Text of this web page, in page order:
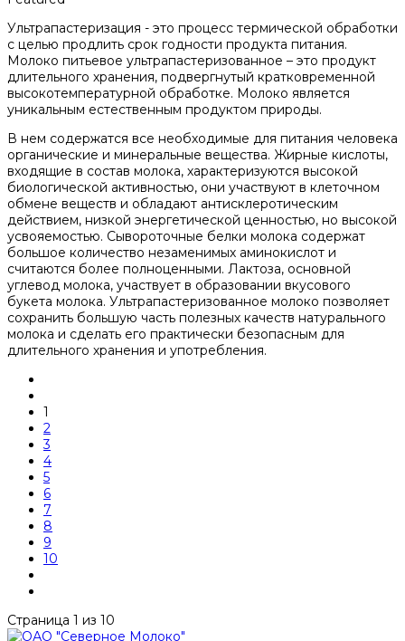
Ультрапастеризация - это процесс термической обработки
с целью продлить срок годности продукта питания.
Молоко питьевое ультрапастеризованное – это продукт
длительного хранения, подвергнутый кратковременной
высокотемпературной обработке. Молоко является
уникальным естественным продуктом природы.
В нем содержатся все необходимые для питания человека
органические и минеральные вещества. Жирные кислоты,
входящие в состав молока, характеризуются высокой
биологической активностью, они участвуют в клеточном
обмене веществ и обладают антисклеротическим
действием, низкой энергетической ценностью, но высокой
усвояемостью. Сывороточные белки молока содержат
большое количество незаменимых аминокислот и
считаются более полноценными. Лактоза, основной
углевод молока, участвует в образовании вкусового
букета молока. Ультрапастеризованное молоко позволяет
сохранить большую часть полезных качеств натурального
молока и сделать его практически безопасным для
длительного хранения и употребления.
1
2
3
4
5
6
7
8
9
10
Страница 1 из 10